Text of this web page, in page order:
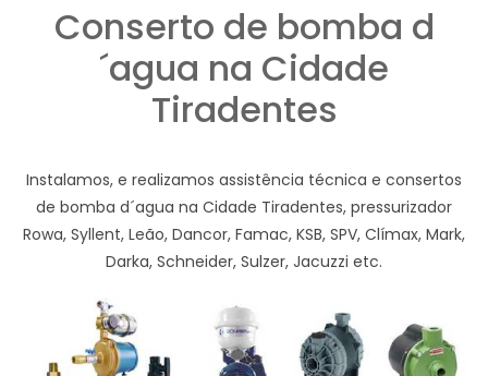
Conserto de bomba d
´agua na Cidade
Tiradentes
Instalamos, e realizamos assistência técnica e consertos
de bomba d´agua na Cidade Tiradentes, pressurizador
Rowa, Syllent, Leão, Dancor, Famac, KSB, SPV, Clímax, Mark,
Darka, Schneider, Sulzer, Jacuzzi etc.